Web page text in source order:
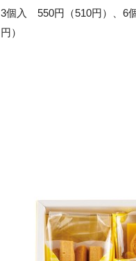
3個入 550円（510円）、6
円）